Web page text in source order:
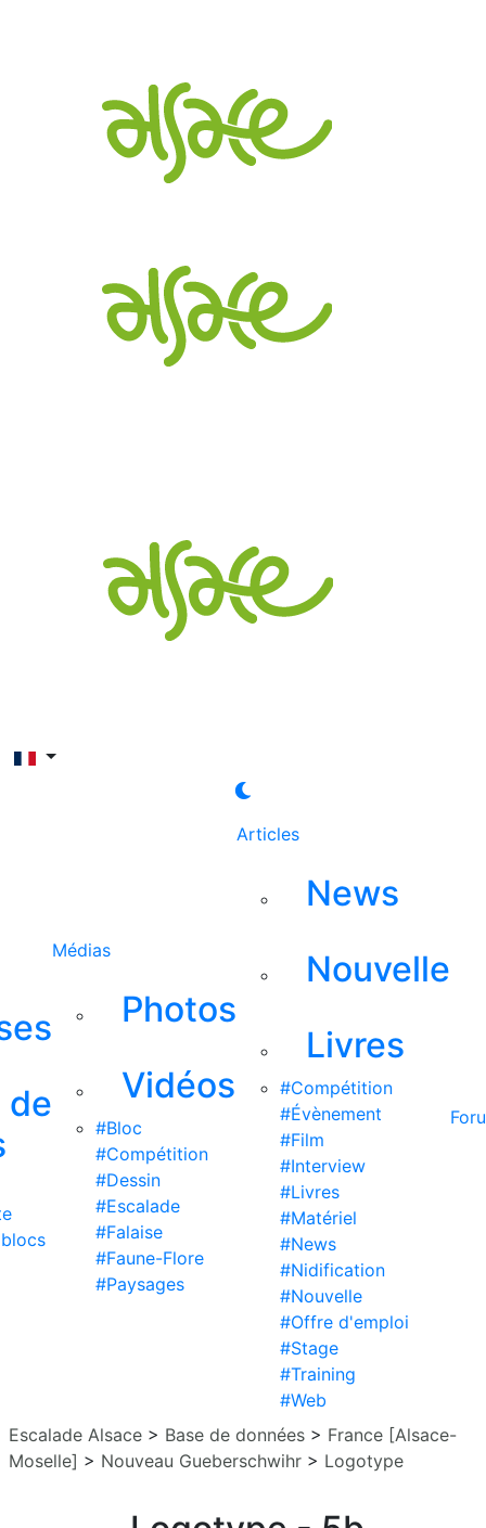
de
Médias
Photos
Vidéos
#Bloc
#Compétition
#Dessin
#Escalade
#Falaise
#Faune-Flore
#Paysages
Articles
News
Nouvelle
Livres
#Compétition
#Évènement
#Film
#Interview
#Livres
#Matériel
#News
#Nidification
#Nouvelle
#Offre d'emploi
#Stage
#Training
#Web
Escalade Alsace > Base de données > France [Alsace-
Moselle] > Nouveau Gueberschwihr > Logotype